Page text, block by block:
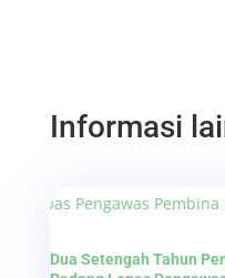
Informasi
Dua Setengah Tahun